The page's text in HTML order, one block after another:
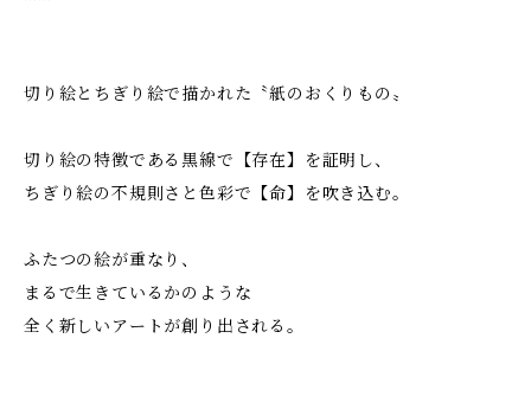
切り絵とちぎり絵で描かれた〝紙のおくりもの〟
切り絵の特徴である黒線で【存在】を証明し、
ちぎり絵の不規則さと色彩で【命】を吹き込む。
ふたつの絵が重なり、
まるで生きているかのような
全く新しいアートが創り出される。